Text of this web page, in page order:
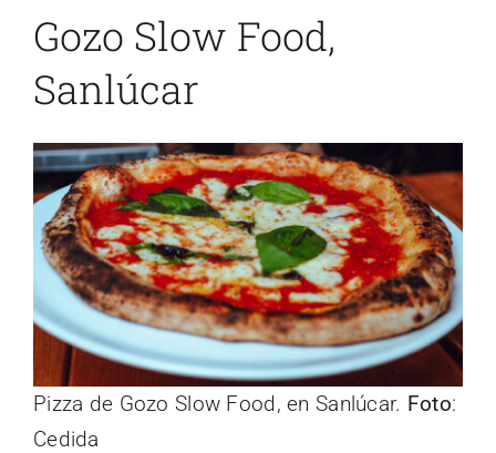
Gozo Slow Food,
Sanlúcar
Pizza de Gozo Slow Food, en Sanlúcar. Foto:
Cedida